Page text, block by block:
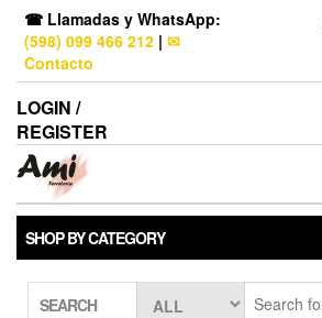
☎ Llamadas y WhatsApp:
(598) 099 466 212 | ✉
Contacto
LOGIN /
REGISTER
SHOP BY CATEGORY
SEARCH